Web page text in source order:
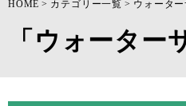
HOME カテゴリー一覧 ウォータ
「ウォーター